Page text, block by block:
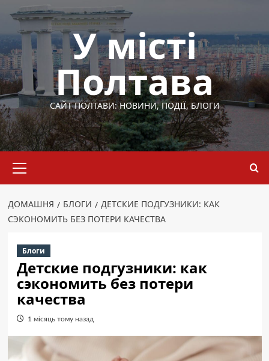
Перейти
вмісту
У місті
Полтава
САЙТ ПОЛТАВИ: НОВИНИ, ПОДІЇ, БЛОГИ
меню
ДОМАШНЯ БЛОГИ
ДЕТСКИЕ ПОДГУЗНИКИ: КАК
СЭКОНОМИТЬ БЕЗ ПОТЕРИ КАЧЕСТВА
Блоги
Детские подгузники: как
сэкономить без потери
качества
1 місяць тому назад